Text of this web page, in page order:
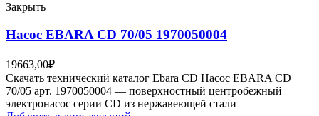
Закрыть
Насос EBARA CD 70/05 1970050004
19663,00₽
Скачать технический каталог Ebara CD Насос EBARA CD
70/05 арт. 1970050004 — поверхностный центробежный
электронасос серии CD из нержавеющей стали